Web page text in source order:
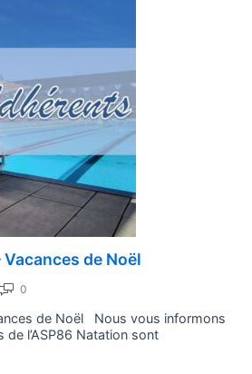
de Noël
0
de Noël Nous vous informons
l’ASP86 Natation sont